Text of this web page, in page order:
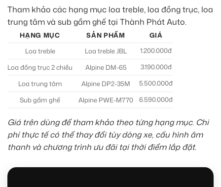
Tham khảo các hạng mục loa treble, loa đồng trục, loa
trung tâm và sub gầm ghế tại Thành Phát Auto.
HẠNG MỤC SẢN PHẨM
GIÁ
Loa treble
Loa treble JBL
1.200.000đ
Loa đồng trục 2 chiều
Alpine DM-65
3.190.000đ
Loa trung tâm
Alpine DP2-35M
5.500.000đ
Sub gầm ghế
Alpine PWE-M770 6.590.000đ
Giá trên dùng để tham khảo theo từng hạng mục. Chi
phí thực tế có thể thay đổi tùy dòng xe, cấu hình âm
thanh và chương trình ưu đãi tại thời điểm lắp đặt.